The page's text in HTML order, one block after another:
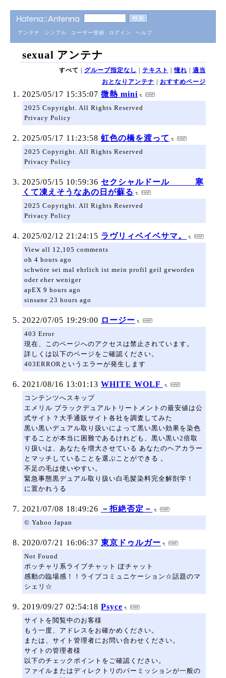
アンテナ シンプル ユーザー登録 ログイン ヘルプ
sexual アンテナ
すべて | グループ指定なし | テキスト |憧れ | 適当
おとなりアンテナ | おすすめページ
2025/05/17 15:35:07 微熱 mini
2025 Copyright. All Rights Reserved
Privacy Policy
2025/05/17 11:23:58 虹色の橋を渡って
2025 Copyright. All Rights Reserved
Privacy Policy
2025/05/15 10:59:36 セクシャルドール 寒
くて凍えそうなあの日が蘇る
2025 Copyright. All Rights Reserved
Privacy Policy
2025/02/12 21:24:15 ラヴリィベイベサマ。
View all 12,105 comments
oh 4 hours ago
schwöre sei mal ehrlich ist mein profil geil geworden
oder eher weniger
apEX 9 hours ago
sinsane 23 hours ago
2022/07/05 19:29:00 ロージー
403 Error
現在、このページへのアクセスは禁止されています。
詳しくは以下のページをご確認ください。
403ERRORというエラーが発生します
2021/08/16 13:01:13 WHITE WOLF
コンテンツへスキップ
エメリル ブラックデュアルトリートメントの最安値は公
式サイト？大手通販サイト各社を調査してみた
黒い黒いデュアル取り扱いによって黒い黒い効果を染色
することが本当に困難であるけれども、黒い黒い2倍取
り扱いは、あなたを増大させている あなたのヘアカラー
とマッチしていることを選ぶことができる 。
不足の毛は使いやすい。
緊急事態黒デュアル取り扱い白毛髪染料完全解剖学！
に置かれうる
2021/07/08 18:49:26 －拒絶否定－
© Yahoo Japan
2020/07/21 16:06:37 東京ドゥルガー
Not Found
ポッチャリ系ライブチャット ぽチャット
感動の臨場感！！ライブコミュニケーション☆話題のマ
シェリ☆
2019/09/27 02:54:18 Psyce
サイトを閲覧中のお客様
もう一度、アドレスをお確かめください。
または、サイト管理者にお問い合わせください。
サイトの管理者様
以下のチェックポイントをご確認ください。
ファイルまたはディレクトリのパーミッションが一般の